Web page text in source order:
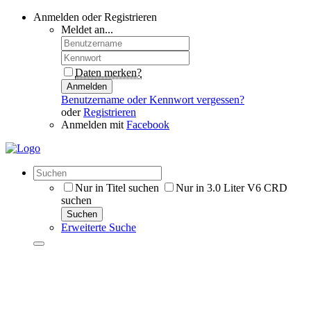
Anmelden oder Registrieren
Meldet an...
Daten merken?
Anmelden
Benutzername oder Kennwort vergessen?
oderRegistrieren
Anmelden mit Facebook
Nur in Titel suchen
Nur in 3.0 Liter V6 CRD
suchen
Suchen
Erweiterte Suche